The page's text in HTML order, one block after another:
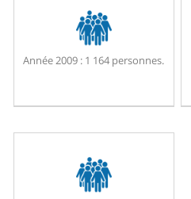
Année 2009 : 1 164 personnes.